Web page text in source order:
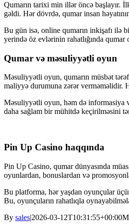
Qumarın tarixi min illər öncə başlayır.
gəldi. Hər dövrdə, qumar insan
Bu gün isə, online qumarın inkişafı ilə
yerində öz evlərinin rahatlığında qumar
Qumar və məsuliyyətli oyun
Məsuliyyətli oyun, qumarın müsbət
maliyyə durumuna zərər verməməlidir.
Məsuliyyətli oyun, həm də informasiya
daha sağlam bir mühitdə keçirilməsini
Pin Up Casino haqqında
Pin Up Casino, qumar dünyasında
oyunlardan, bonuslardan və
Bu platforma, hər yaşdan oyunçular
Bu, oyunçuların rahatlıqla
By sales|2026-03-12T10:31:55+00:00